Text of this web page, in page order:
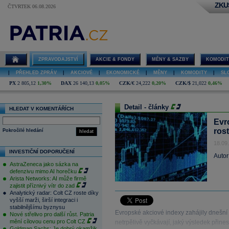
ČTVRTEK 06.08.2026
ZPRAVODAJSTVÍ AKCIE & FONDY MĚNY & SAZBY
PŘEHLED ZPRÁV AKCIOVÉ EKONOMICKÉ MĚNY KOMODITY
PX 2 805,12 1,30% DAX 26 140,13 0,05% CZK/€ 24,222 0,20% CZK/$ 21,022 0,46%
HLEDAT V KOMENTÁŘÍCH
hledat
Pokročilé hledání
INVESTIČNÍ DOPORUČENÍ
AstraZeneca jako sázka na
defenzivu mimo AI horečku
Arista Networks: AI může firmě
zajistit příznivý vítr do zad
Analytický radar: Colt CZ roste díky
vyšší marži, širší integraci i
stabilnějšímu byznysu
Nové střelivo pro další růst. Patria
mění cílovou cenu pro Colt CZ
Detail - články
Evropské akciové indexy zahájily
netrpělivě vyčkávají, jaký výsledek